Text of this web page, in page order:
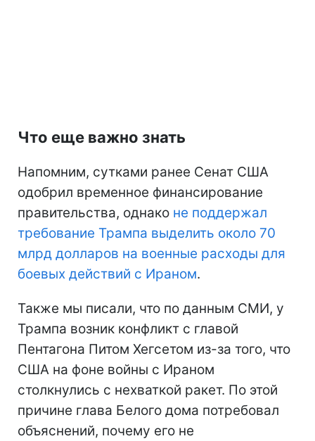
Что еще важно знать
Напомним, сутками ранее Сенат США
одобрил временное финансирование
правительства, однако не поддержал
требование Трампа выделить около 70
млрд долларов на военные расходы для
боевых действий с Ираном.
Также мы писали, что по данным СМИ, у
Трампа возник конфликт с главой
Пентагона Питом Хегсетом из-за того, что
США на фоне войны с Ираном
столкнулись с нехваткой ракет. По этой
причине глава Белого дома потребовал
объяснений, почему его не